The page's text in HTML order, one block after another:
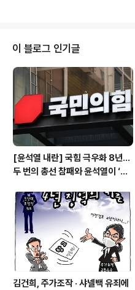
고 있다.(나무위키) 1987년 초여름, 한국
뒤로 물러설 수 없는 경계에 서 있었다.
누적된 긴장이 한계에 도달했고, 마침내
했다. 두려움이 사라진 것은 아니었으나
인간다운 삶을 향한 열망이었다. 이 흐
동이 아니라 사회 전체의..
이 블로그 인기글
[윤석열 내란] 국힘 극우화 8년…
두 번의 총선 참패와 윤석열이 ‘폭
김건희, 주가조작 · 샤넬백 유죄에